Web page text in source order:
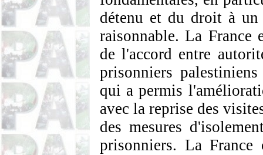
détenu et du droit à un
raisonnable. La France
de l'accord entre
prisonniers
qui a permis
avec la reprise des
des mesures
prisonniers. La